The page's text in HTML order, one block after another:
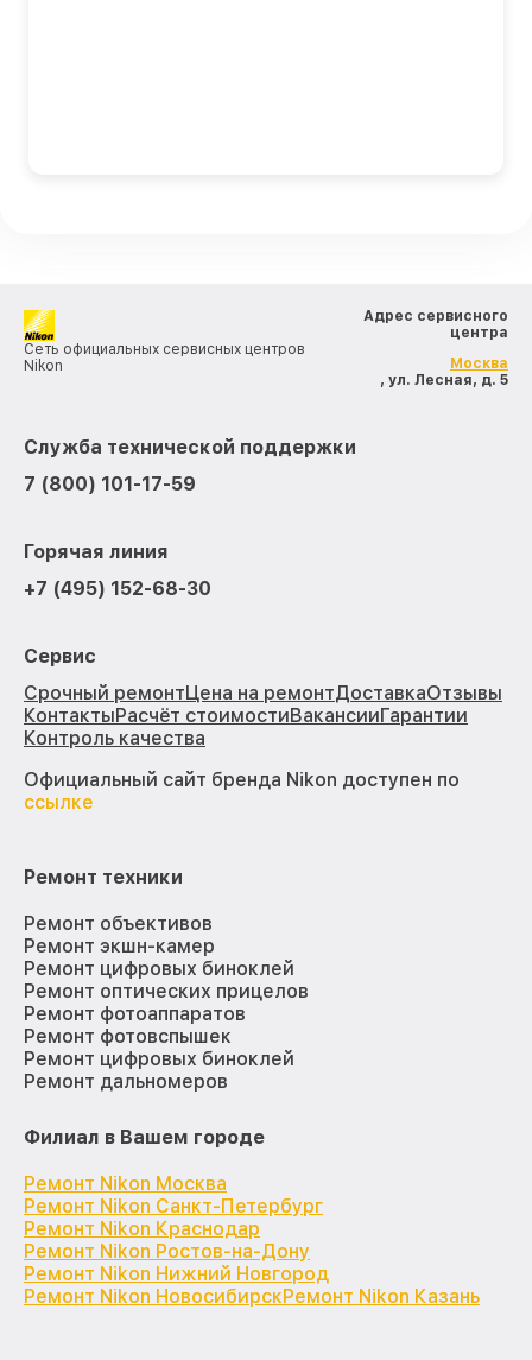
Сеть официальных сервисных центров
Nikon
Адрес сервисного
центра
Москва
, ул. Лесная, д. 5
Служба технической поддержки
7 (800) 101-17-59
Горячая линия
+7 (495) 152-68-30
Сервис
Срочный ремонтЦена на ремонтДоставкаОтзывы
КонтактыРасчёт стоимостиВакансииГарантии
Контроль качества
Официальный сайт бренда Nikon доступен по
ссылке
Ремонт техники
Ремонт объективов
Ремонт экшн-камер
Ремонт цифровых биноклей
Ремонт оптических прицелов
Ремонт фотоаппаратов
Ремонт фотовспышек
Ремонт цифровых биноклей
Ремонт дальномеров
Филиал в Вашем городе
Ремонт Nikon Москва
Ремонт Nikon Санкт-Петербург
Ремонт Nikon Краснодар
Ремонт Nikon Ростов-на-Дону
Ремонт Nikon Нижний Новгород
Ремонт Nikon НовосибирскРемонт Nikon Казань